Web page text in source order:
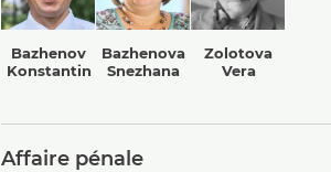
Bazhenov
Konstantin
Bazhenova
Snezhana
Zolotova
Vera
Affaire pénale